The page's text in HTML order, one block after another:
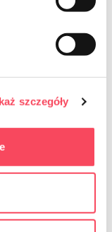
szczegóły
lub rabaty
odpowiednich